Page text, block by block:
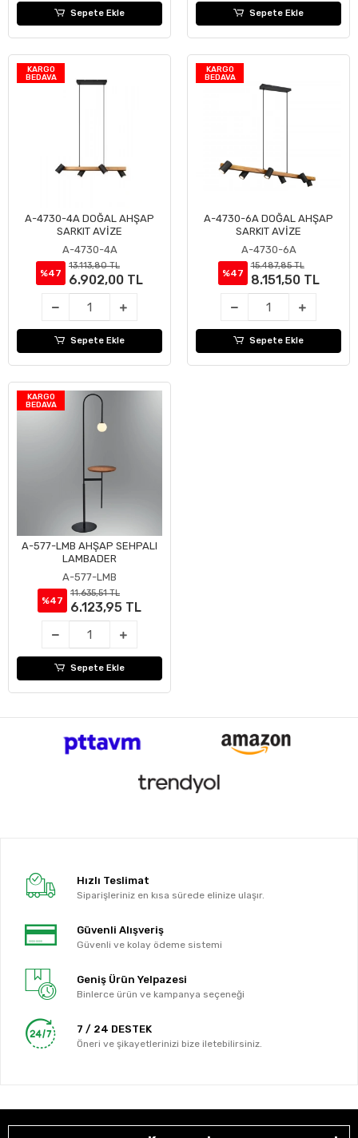
Sepete Ekle Sepete Ekle
KARGO
BEDAVA
Sepete Ekle
A-4730-4A DOĞAL AHŞAP
SARKIT AVİZE
A-4730-4A
%47
13.113,80 TL
6.902,00 TL
Sepete Ekle
KARGO
BEDAVA
Sepete Ekle
A-4730-6A DOĞAL AHŞAP
SARKIT AVİZE
A-4730-6A
%47
15.487,85 TL
8.151,50 TL
Sepete Ekle
KARGO
BEDAVA
Sepete Ekle
A-577-LMB AHŞAP SEHPALI
LAMBADER
A-577-LMB
%47
11.635,51 TL
6.123,95 TL
Sepete Ekle
Hızlı Teslimat
Siparişleriniz en kısa sürede elinize ulaşır.
Güvenli Alışveriş
Güvenli ve kolay ödeme sistemi
Geniş Ürün Yelpazesi
Binlerce ürün ve kampanya seçeneği
7 / 24 DESTEK
Öneri ve şikayetlerinizi bize iletebilirsiniz.